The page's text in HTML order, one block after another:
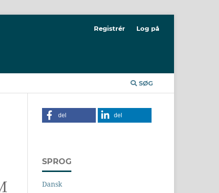
SØG
Registrér Log på
del del
SPROG
Dansk